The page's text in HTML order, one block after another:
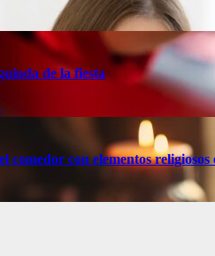
de la fiesta
comedor con elementos religiosos